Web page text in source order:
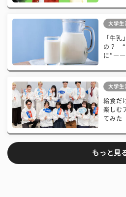
大学生
「牛乳
の？ “
に”――
大学生
給食だ
楽しむ
てみた
もっと見